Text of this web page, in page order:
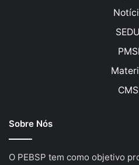
Sobre Nós
O PEBSP tem como objetivo